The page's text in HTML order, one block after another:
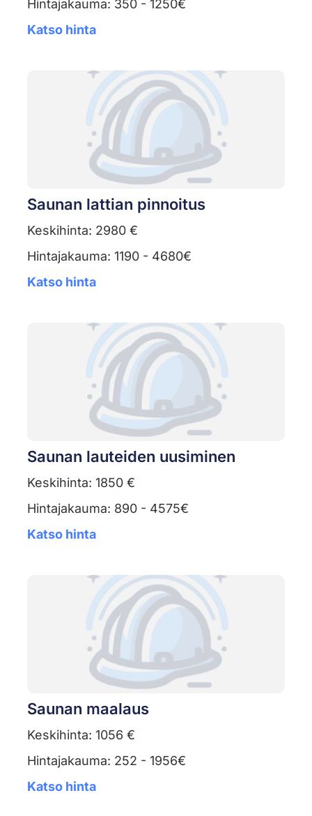
Hintajakauma: 350 - 1250€
Katso hinta
Saunan lattian pinnoitus
Keskihinta: 2980 €
Hintajakauma: 1190 - 4680€
Katso hinta
Saunan lauteiden uusiminen
Keskihinta: 1850 €
Hintajakauma: 890 - 4575€
Katso hinta
Saunan maalaus
Keskihinta: 1056 €
Hintajakauma: 252 - 1956€
Katso hinta